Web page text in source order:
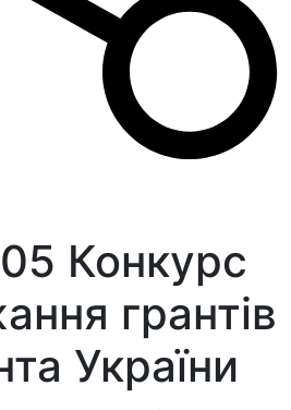
Конкурс
грантів
України